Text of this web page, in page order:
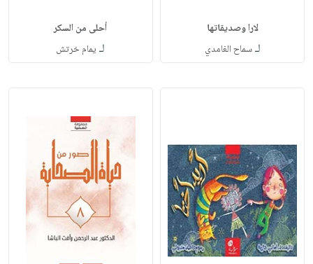
لارا وصديقاتها
لـسماح الغامدي
أحلى من السكر
لـ يمام خرتش